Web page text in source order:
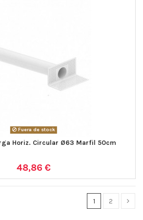
Fuera de stock
Horiz. Circular Ø63 Marfil 50cm
48,86 €
1 2